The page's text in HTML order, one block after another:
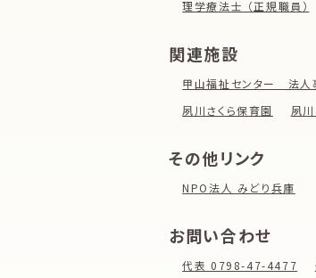
理学療法士 （正規職員）
関連施設
甲山福祉センター 法人
夙川さくら保育園
夙
その他リンク
NPO法人 みどり兵庫
お問い合わせ
代表 0798-47-4477